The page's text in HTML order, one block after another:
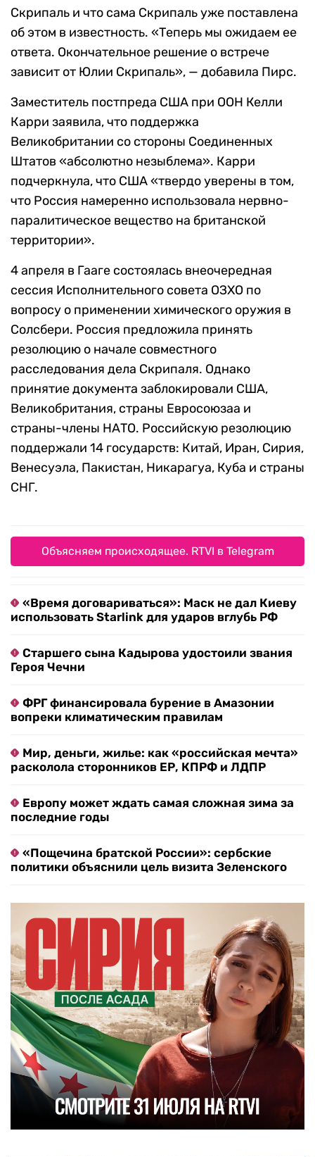
Скрипаль и что сама Скрипаль уже поставлена
об этом в известность. «Теперь мы ожидаем ее
ответа. Окончательное решение о встрече
зависит от Юлии Скрипаль», — добавила Пирс.
Заместитель постпреда США при ООН Келли
Карри заявила, что поддержка
Великобритании со стороны Соединенных
Штатов «абсолютно незыблема». Карри
подчеркнула, что США «твердо уверены в том,
что Россия намеренно использовала нервно-
паралитическое вещество на британской
территории».
4 апреля в Гааге состоялась внеочередная
сессия Исполнительного совета ОЗХО по
вопросу о применении химического оружия в
Солсбери. Россия предложила принять
резолюцию о начале совместного
расследования дела Скрипаля. Однако
принятие документа заблокировали США,
Великобритания, страны Евросоюзаа и
страны-члены НАТО. Российскую резолюцию
поддержали 14 государств: Китай, Иран, Сирия,
Венесуэла, Пакистан, Никарагуа, Куба и страны
СНГ.
Объясняем происходящее. RTVI в Telegram
«Время договариваться»: Маск не дал Киеву
использовать Starlink для ударов вглубь РФ
Старшего сына Кадырова удостоили звания
Героя Чечни
ФРГ финансировала бурение в Амазонии
вопреки климатическим правилам
Мир, деньги, жилье: как «российская мечта»
расколола сторонников ЕР, КПРФ и ЛДПР
Европу может ждать самая сложная зима за
последние годы
«Пощечина братской России»: сербские
политики объяснили цель визита Зеленского